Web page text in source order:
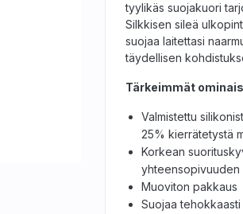
tyylikäs suojakuori
Silkkisen sileä
suojaa laitettasi
täydellisen
Tärkeimmät
Valmistettu
25% kierrätetystä
Korkean
yhteensopivuuden
Muoviton pakkaus
Suojaa tehokkaasti